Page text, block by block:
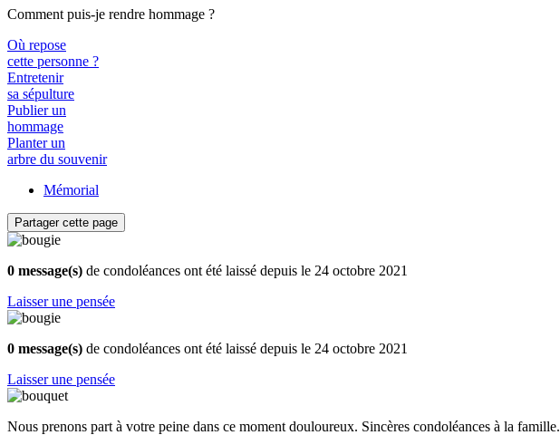
Comment puis-je rendre hommage ?
Où repose
cette personne ?
Entretenir
sa sépulture
Publier un
hommage
Planter un
arbre du souvenir
Mémorial
Partager cette page
0 message(s) de condoléances ont été laissé depuis le 24 octobre 2021
Laisser une pensée
0 message(s) de condoléances ont été laissé depuis le 24 octobre 2021
Laisser une pensée
Nous prenons part à votre peine dans ce moment douloureux. Sincères condoléances à la famille.